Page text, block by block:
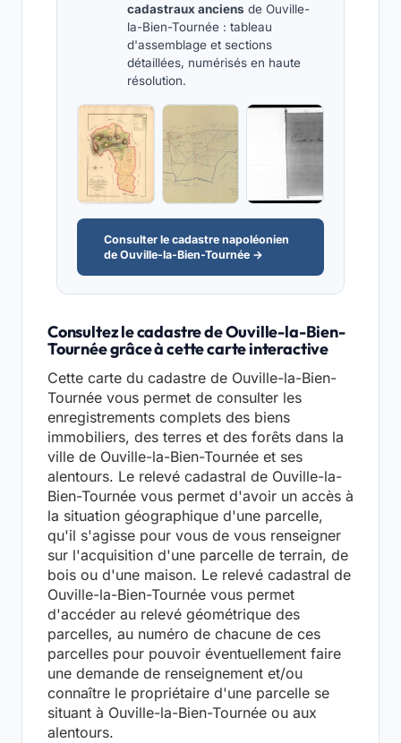
cadastraux anciens de Ouville-
la-Bien-Tournée : tableau
d'assemblage et sections
détaillées, numérisés en haute
résolution.
Consulter le cadastre napoléonien
de Ouville-la-Bien-Tournée →
Consultez le cadastre de Ouville-la-Bien-
Tournée grâce à cette carte interactive
Cette carte du cadastre de Ouville-la-Bien-
Tournée vous permet de consulter les
enregistrements complets des biens
immobiliers, des terres et des forêts dans la
ville de Ouville-la-Bien-Tournée et ses
alentours. Le relevé cadastral de Ouville-la-
Bien-Tournée vous permet d'avoir un accès à
la situation géographique d'une parcelle,
qu'il s'agisse pour vous de vous renseigner
sur l'acquisition d'une parcelle de terrain, de
bois ou d'une maison. Le relevé cadastral de
Ouville-la-Bien-Tournée vous permet
d'accéder au relevé géométrique des
parcelles, au numéro de chacune de ces
parcelles pour pouvoir éventuellement faire
une demande de renseignement et/ou
connaître le propriétaire d'une parcelle se
situant à Ouville-la-Bien-Tournée ou aux
alentours.